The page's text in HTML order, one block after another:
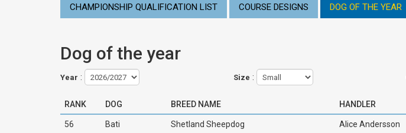
CHAMPIONSHIP QUALIFICATION LIST COURSE DESIGNS DOG OF THE YEAR
Dog of the year
Year : Size :
RANK DOG BREED NAME HANDLER
56 Bati Shetland Sheepdog Alice Andersson